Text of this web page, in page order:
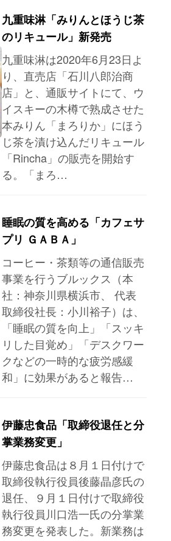
九重味淋「みりんとほうじ茶
のリキュール」新発売
九重味淋は2020年6月23日よ
り、直売店「石川八郎治商
店」と、通販サイトにて、ウ
イスキーの木樽で熟成させた
本みりん「まろりか」にほう
じ茶を漬け込んだリキュール
「Rincha」の販売を開始す
る。「まろ…
睡眠の質を高める「カフェサ
プリ ＧＡＢＡ」
コーヒー・茶類等の通信販売
事業を行うブルックス（本
社：神奈川県横浜市、 代表
取締役社長：小川裕子）は、
「睡眠の質を向上」「スッキ
リした目覚め」「デスクワー
クなどの一時的な疲労感緩
和」に効果があると報告…
伊藤忠食品「取締役退任と分
掌業務変更」
伊藤忠食品は８月１日付けで
取締役執行役員後藤晶彦氏の
退任、９月１日付けで取締役
執行役員川口浩一氏の分掌業
務変更を発表した。新業務は